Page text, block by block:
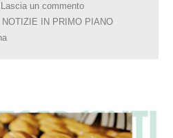
Lascia un commento
NOTIZIE IN PRIMO PIANO